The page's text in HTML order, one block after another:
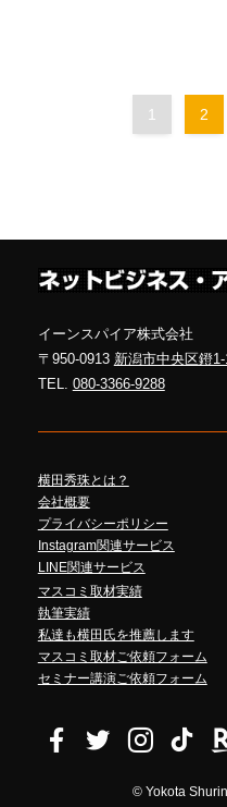
1 2
イーンスパイア株式会社
〒950-0913 新潟市中央区鐙
TEL. 080-3366-9288
横田秀珠とは？
会社概要
プライバシーポリシー
Instagram関連サービス
LINE関連サービス
マスコミ取材実績
執筆実績
私達も横田氏を推薦します
マスコミ取材ご依頼フォーム
セミナー講演ご依頼フォーム
© Yokota